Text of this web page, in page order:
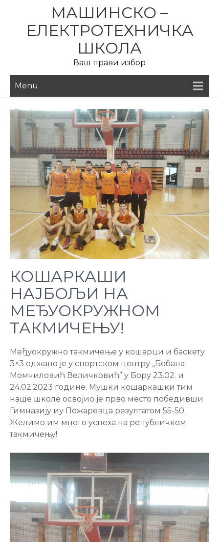
content
МАШИНСКО –
ЕЛЕКТРОТЕХНИЧКА
ШКОЛА
Ваш прави избор
Menu
КОШАРКАШИ
НАЈБОЉИ НА
МЕЂУОКРУЖНОМ
ТАКМИЧЕЊУ!
Међуокружно такмичење у кошарци и баскету
3×3 оджано је у спортском центру ,,Бобана
Момчиловић Величковић” у Бору 23.02. и
24.02.2023 године. Мушки кошаркашки тим
наше школе освојио је прво место победивши
Гимназију иу Пожаревца резултатом 55-50.
Желимо им много успеха на републичком
такмичењу!